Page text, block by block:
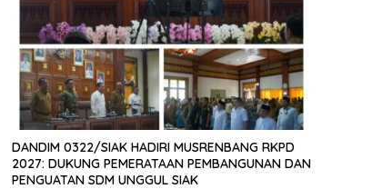
DANDIM 0322/SIAK HADIRI MUSRENBANG RKPD
2027: DUKUNG PEMERATAAN PEMBANGUNAN DAN
PENGUATAN SDM UNGGUL SIAK